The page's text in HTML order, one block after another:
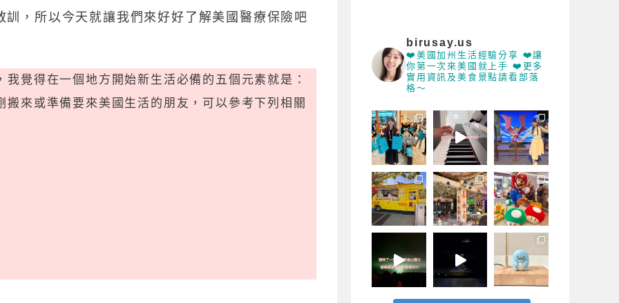
，所以今天就讓我們來好好了解美國醫療保險吧
我覺得在一個地方開始新生活必備的五個元素就是：
搬來或準備要來美國生活的朋友，可以參考下列相關
birusay.us
❤️美國加州生活經驗分享 ❤️讓
你第一次來美國就上手 ❤️更多
實用資訊及美食景點請看部落
格～